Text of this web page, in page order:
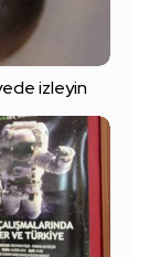
izleyin